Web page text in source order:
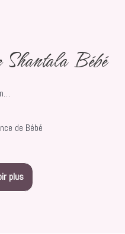
Bébé
de Bébé
plus